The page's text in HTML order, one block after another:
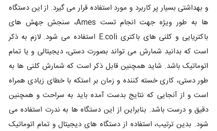
و بهداشتی بسیار پر کاربرد و مورد استفاده قرار می گیرد. از این دستگاه
ها به طور ویژه جهت انجام تست Ames، سنجش جهش های
باکتریایی و کلنی های باکتری E.coli استفاده می شود. لازم به ذکر
است که بدانید شمارش می تواند بصورت دستی، دیجیتالی و یا تمام
اتوماتیک باشد. شاید همچنین قابل ذکر است که شمارش کلنی ها به
طور دستی، کاری خسته کننده و زمان بر استکه با خطای زیادی همراه
است و از آنجایی که نتایج بدست آمده باید به سراحت و همچنین
دقیق و درست باشد. بنابراین از این دستگاه ها به ندرت استفاده می
شود. بدین ترتیب، استفاده از دستگاه های دیجیتال و تمام اتوماتیک